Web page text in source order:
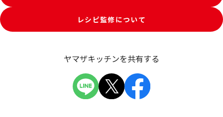
レシピ監修について
ヤマザキッチンを共有する